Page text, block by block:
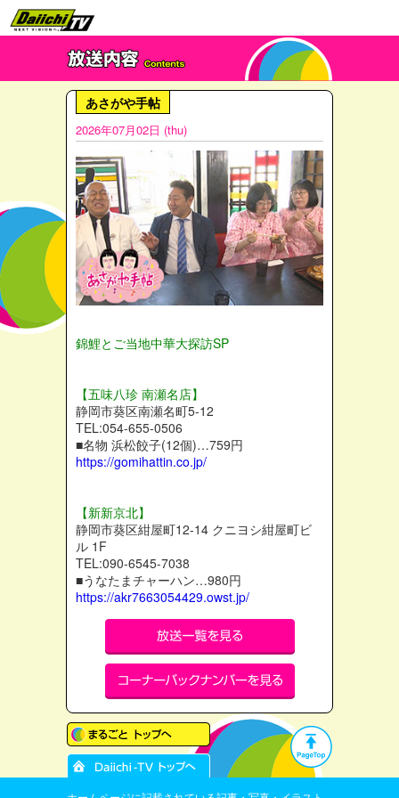
あさがや手帖
2026年07月02日 (thu)
錦鯉とご当地中華大探訪SP
【五味八珍 南瀬名店】
静岡市葵区南瀬名町5-12
TEL:054-655-0506
■名物 浜松餃子(12個)…759円
https://gomihattin.co.jp/
【新新京北】
静岡市葵区紺屋町12-14 クニヨシ紺屋町ビ
ル 1F
TEL:090-6545-7038
■うなたまチャーハン…980円
https://akr7663054429.owst.jp/